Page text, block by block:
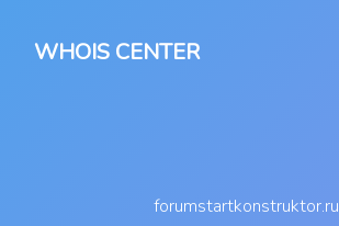
WHOIS CENTER
forumstartkonstruktor.ru